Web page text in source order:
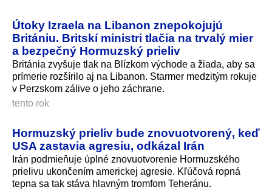
Útoky Izraela na Libanon znepokojujú
Britániu. Britskí ministri tlačia na trvalý mier
a bezpečný Hormuzský prieliv
Británia zvyšuje tlak na Blízkom východe a žiada, aby sa
prímerie rozšírilo aj na Libanon. Starmer medzitým rokuje
v Perzskom zálive o jeho záchrane.
tento rok
Hormuzský prieliv bude znovuotvorený, keď
USA zastavia agresiu, odkázal Irán
Irán podmieňuje úplné znovuotvorenie Hormuzského
prielivu ukončením americkej agresie. Kľúčová ropná
tepna sa tak stáva hlavným tromfom Teheránu.